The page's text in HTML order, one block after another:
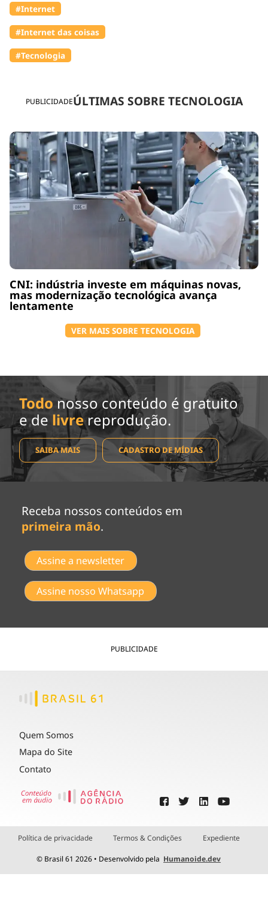
PUBLICIDADEÚLTIMAS SOBRE TECNOLOGIA
CNI: indústria investe em máquinas novas,
mas modernização tecnológica avança
lentamente
VER MAIS SOBRE TECNOLOGIA
#Internet
#Internet das coisas
#Tecnologia
Todo nosso conteúdo é gratuito
e de livrereprodução.
SAIBA MAIS CADASTRO DE MÍDIAS
Receba nossos conteúdos em
primeira mão.
Assine a newsletter
Assine nosso Whatsapp
PUBLICIDADE
Quem Somos
Mapa do Site
Contato
Política de privacidade Termos & Condições Expediente
© Brasil 61 2026 • Desenvolvido pela Humanoide.dev